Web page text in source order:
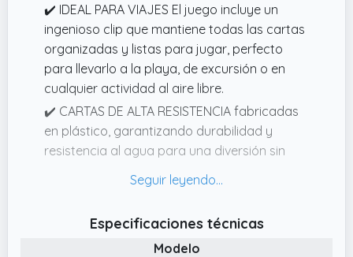
✔️ IDEAL PARA VIAJES El juego incluye un
ingenioso clip que mantiene todas las cartas
organizadas y listas para jugar, perfecto
para llevarlo a la playa, de excursión o en
cualquier actividad al aire libre.
✔️ CARTAS DE ALTA RESISTENCIA fabricadas
en plástico, garantizando durabilidad y
resistencia al agua para una diversión sin
de juego sin preocupaciones incluso en
condiciones desafiantes.
Especificaciones técnicas
Modelo